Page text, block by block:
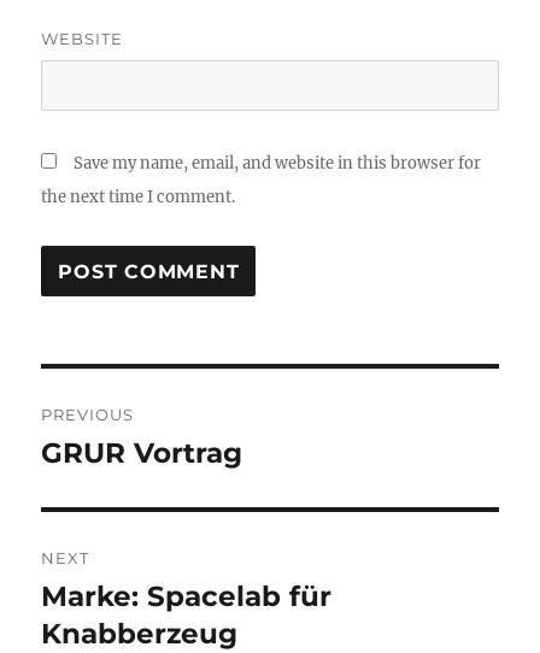
WEBSITE
Save my name, email, and website in this browser for
the next time I comment.
navigation
PREVIOUS
Previous
GRUR Vortrag
NEXT
Next
post:
Marke: Spacelab für
Knabberzeug